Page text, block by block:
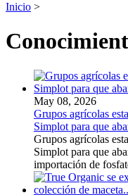
Inicio >
May 08, 2026
Grupos agrícolas
Simplot para que
Grupos agrícolas
Simplot para que
importación de